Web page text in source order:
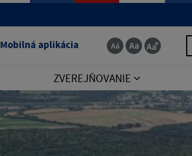
Mobilná aplikácia
ZVEREJŇOVANIE